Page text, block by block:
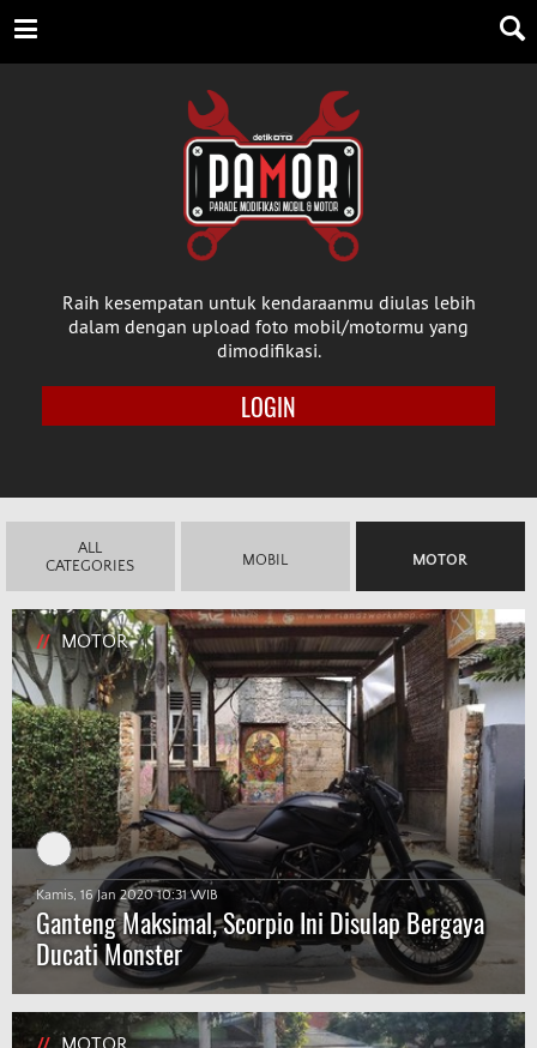
Raih kesempatan untuk kendaraanmu diulas lebih
dalam dengan upload foto mobil/motormu yang
dimodifikasi.
LOGIN
ALL
CATEGORIES
MOBIL MOTOR
// MOTOR
Kamis, 16 Jan 2020 10:31 WIB
Ganteng Maksimal, Scorpio Ini Disulap Bergaya
Ducati Monster